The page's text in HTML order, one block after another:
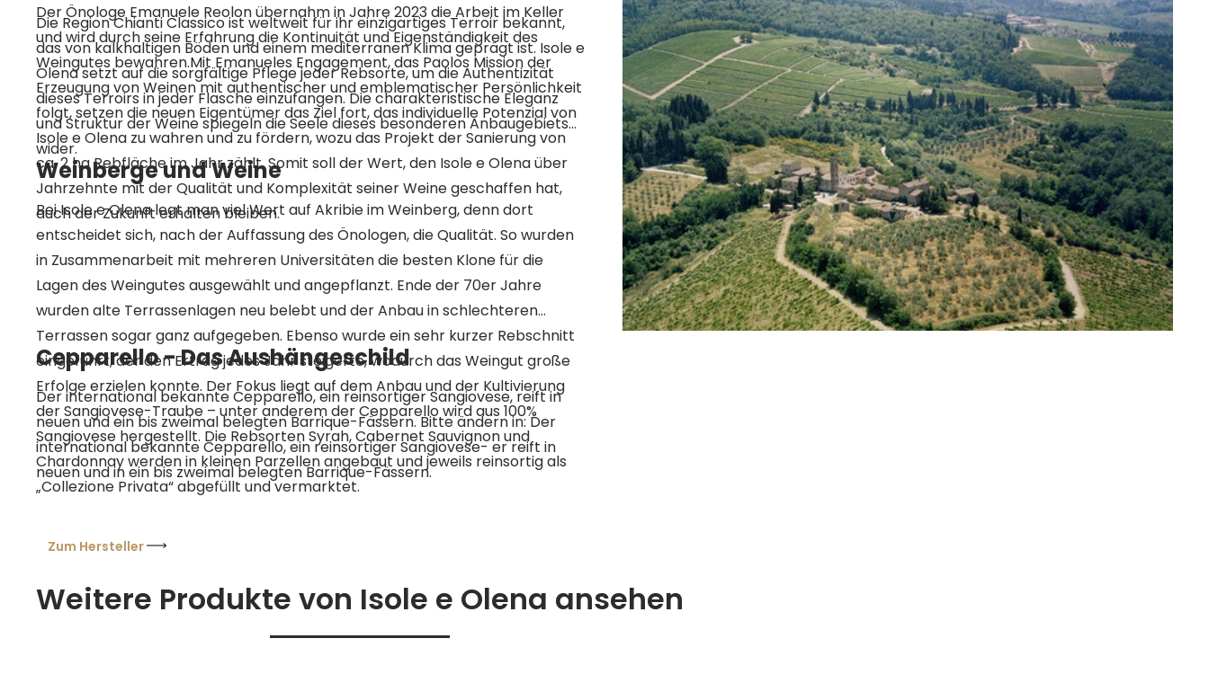
Der Önologe Emanuele Reolon übernahm in Jahre 2023 die Arbeit im Keller
und wird durch seine Erfahrung die Kontinuität und Eigenständigkeit des
Weingutes bewahren.Mit Emanueles Engagement, das Paolos Mission der
Erzeugung von Weinen mit authentischer und emblematischer Persönlichkeit
folgt, setzen die neuen Eigentümer das Ziel fort, das individuelle Potenzial von
Isole e Olena zu wahren und zu fördern, wozu das Projekt der Sanierung von
ca. 2 ha Rebfläche im Jahr zählt. Somit soll der Wert, den Isole e Olena über
Jahrzehnte mit der Qualität und Komplexität seiner Weine geschaffen hat,
auch der Zukunft erhalten bleiben.
Die Region Chianti Classico ist weltweit für ihr einzigartiges Terroir bekannt,
das von kalkhaltigen Böden und einem mediterranen Klima geprägt ist. Isole e
Olena setzt auf die sorgfältige Pflege jeder Rebsorte, um die Authentizität
dieses Terroirs in jeder Flasche einzufangen. Die charakteristische Eleganz
und Struktur der Weine spiegeln die Seele dieses besonderen Anbaugebiets
wider.
Weinberge und Weine
Bei Isole e Olena legt man viel Wert auf Akribie im Weinberg, denn dort
entscheidet sich, nach der Auffassung des Önologen, die Qualität. So wurden
in Zusammenarbeit mit mehreren Universitäten die besten Klone für die
Lagen des Weingutes ausgewählt und angepflanzt. Ende der 70er Jahre
wurden alte Terrassenlagen neu belebt und der Anbau in schlechteren
Terrassen sogar ganz aufgegeben. Ebenso wurde ein sehr kurzer Rebschnitt
eingeführt, der den Ertrag jedes Jahr steigerte, wodurch das Weingut große
Erfolge erzielen konnte. Der Fokus liegt auf dem Anbau und der Kultivierung
der Sangiovese-Traube – unter anderem der Cepparello wird aus 100%
Sangiovese hergestellt. Die Rebsorten Syrah, Cabernet Sauvignon und
Chardonnay werden in kleinen Parzellen angebaut und jeweils reinsortig als
„Collezione Privata“ abgefüllt und vermarktet.
Cepparello - Das Aushängeschild
Der international bekannte Cepparello, ein reinsortiger Sangiovese, reift in
neuen und ein bis zweimal belegten Barrique-Fässern. Bitte ändern in: Der
international bekannte Cepparello, ein reinsortiger Sangiovese- er reift in
neuen und in ein bis zweimal belegten Barrique-Fässern.
Zum Hersteller
Weitere Produkte von Isole e Olena ansehen